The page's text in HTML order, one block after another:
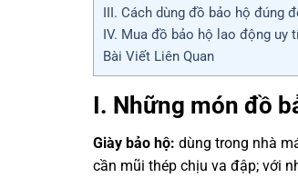
III. Cách dùng đồ bảo hộ đúng
IV. Mua đồ bảo hộ lao động uy
Bài Viết Liên Quan
I. Những món đồ
Giày bảo hộ: dùng trong nhà
cần mũi thép chịu va đập; với